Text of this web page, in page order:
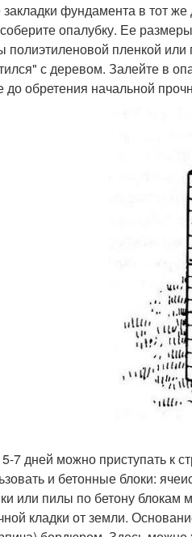
фундамента в тот же
опалубку. Ее
пленкой или
с деревом. Залейте в
обретения начальной
7 дней можно приступать к
и бетонные блоки:
или пилы по бетону
кладки от земли.